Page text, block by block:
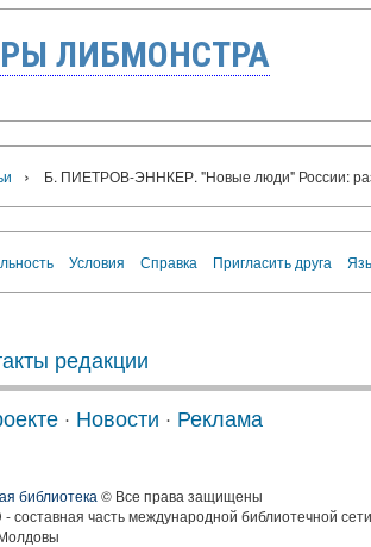
ЛИБМОНСТРА
› Б. ПИЕТРОВ-ЭННКЕР. "Новые люди" России:
Условия Справка Пригласить друга
редакции
· Новости · Реклама
библиотека © Все права защищены
составная часть международной библиотечной